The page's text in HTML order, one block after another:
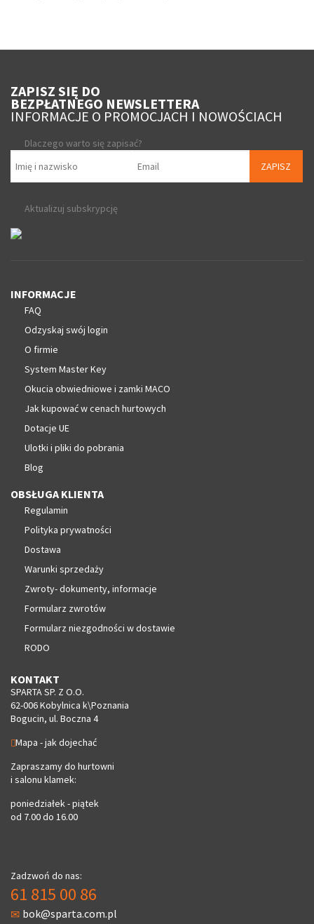
ZAPISZ SIĘ DO
BEZPŁATNEGO NEWSLETTERA
INFORMACJE O PROMOCJACH I NOWOŚCIACH
Dlaczego warto się zapisać?
ZAPISZ
Aktualizuj subskrypcję
INFORMACJE
FAQ
Odzyskaj swój login
O firmie
System Master Key
Okucia obwiedniowe i zamki MACO
Jak kupować w cenach hurtowych
Dotacje UE
Ulotki i pliki do pobrania
Blog
OBSŁUGA KLIENTA
Regulamin
Polityka prywatności
Dostawa
Warunki sprzedaży
Zwroty- dokumenty, informacje
Formularz zwrotów
Formularz niezgodności w dostawie
RODO
KONTAKT
SPARTA SP. Z O.O.
62-006 Kobylnica k\Poznania
Bogucin, ul. Boczna 4
Mapa - jak dojechać
Zapraszamy do hurtowni
i salonu klamek:
poniedziałek - piątek
od 7.00 do 16.00
Zadzwoń do nas:
61 815 00 86
bok@sparta.com.pl